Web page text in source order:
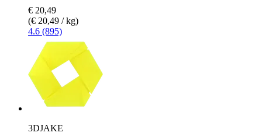
€ 20,49
(€ 20,49 / kg)
4.6 (895)
3DJAKE